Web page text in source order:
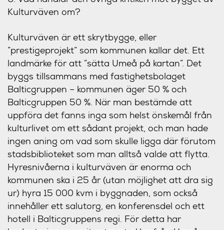
Kulturväven om?
Kulturväven är ett skrytbygge, eller
”prestigeprojekt” som kommunen kallar det. Ett
landmärke för att ”sätta Umeå på kartan”. Det
byggs tillsammans med fastighetsbolaget
Balticgruppen – kommunen äger 50 % och
Balticgruppen 50 %. När man bestämde att
uppföra det fanns inga som helst önskemål från
kulturlivet om ett sådant projekt, och man hade
ingen aning om vad som skulle ligga där förutom
stadsbiblioteket som man alltså valde att flytta.
Hyresnivåerna i kulturväven är enorma och
kommunen ska i 25 år (utan möjlighet att dra sig
ur) hyra 15 000 kvm i byggnaden, som också
innehåller ett salutorg, en konferensdel och ett
hotell i Balticgruppens regi. För detta har